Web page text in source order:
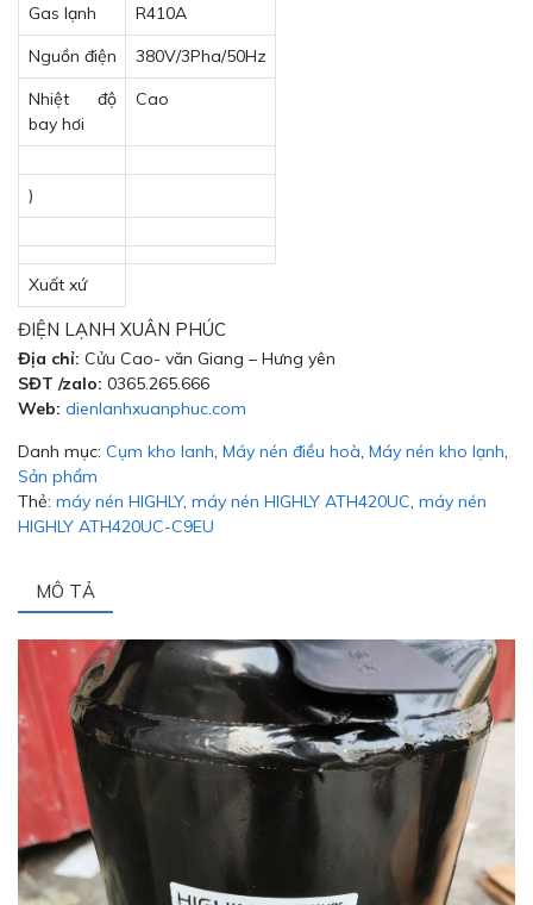
Gas lạnh
R410A
Nguồn điện
380V/3Pha/50Hz
Nhiệt độ
bay hơi
Cao
)
Xuất xứ
ĐIỆN LẠNH XUÂN PHÚC
Địa chỉ: Cửu Cao- văn Giang – Hưng yên
SĐT /zalo: 0365.265.666
Web: dienlanhxuanphuc.com
Danh mục: Cụm kho lanh, Máy nén điều hoà, Máy nén kho lạnh,
Sản phẩm
Thẻ: máy nén HIGHLY, máy nén HIGHLY ATH420UC, máy nén
HIGHLY ATH420UC-C9EU
MÔ TẢ